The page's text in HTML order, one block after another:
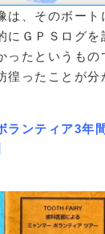
は、そのボート
にＧＰＳログを
ったというも
徨ったことが分
ランティア3年